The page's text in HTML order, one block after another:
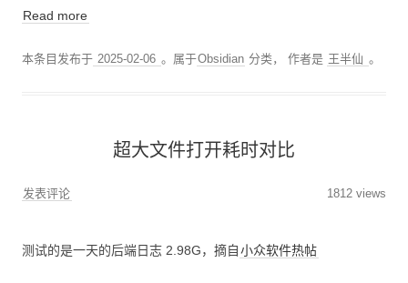
Read more
本条目发布于 2025-02-06 。属于Obsidian 分类，作者是 王半仙 。
超大文件打开耗时对比
发表评论 1812 views
测试的是一天的后端日志 2.98G，摘自 小众软件热帖